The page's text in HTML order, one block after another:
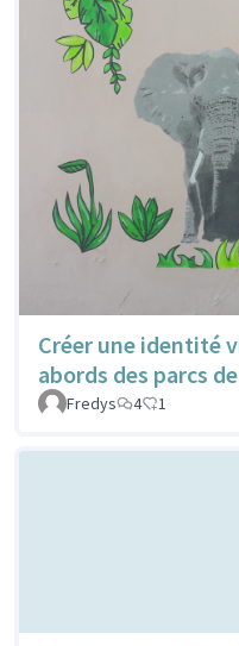
Créer une identité
abords des parcs
Fredys
4 1